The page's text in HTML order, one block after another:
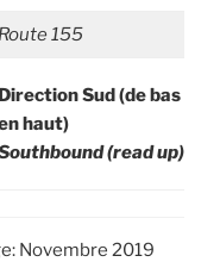
Route 155
Direction Sud (de bas
haut)
(read up)
Novembre 2019